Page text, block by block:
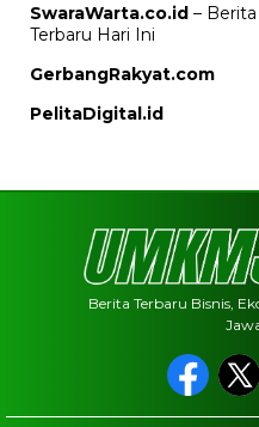
SwaraWarta.co.id –
Terbaru Hari Ini
GerbangRakyat.com
PelitaDigital.id
Berita Terbaru Bisnis,